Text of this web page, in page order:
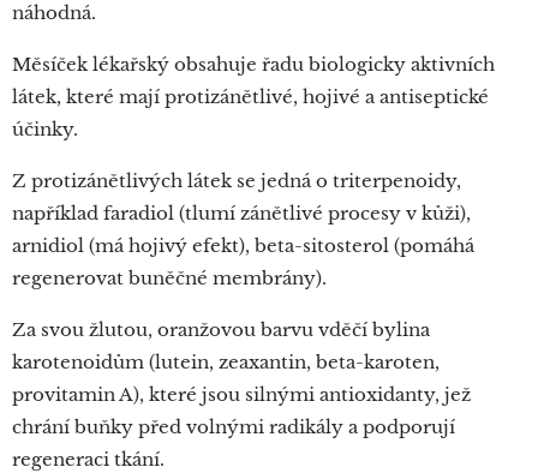
náhodná.
Měsíček lékařský obsahuje řadu biologicky aktivních
látek, které mají protizánětlivé, hojivé a antiseptické
účinky.
Z protizánětlivých látek se jedná o triterpenoidy,
například faradiol (tlumí zánětlivé procesy v kůži),
arnidiol (má hojivý efekt), beta-sitosterol (pomáhá
regenerovat buněčné membrány).
Za svou žlutou, oranžovou barvu vděčí bylina
karotenoidům (lutein, zeaxantin, beta-karoten,
provitamin A), které jsou silnými antioxidanty, jež
chrání buňky před volnými radikály a podporují
regeneraci tkání.